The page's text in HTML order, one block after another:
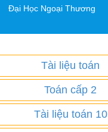
Đại Học Ngoại Thương
Tài liệu toán
Toán cấp 2
Tài liệu toán 10